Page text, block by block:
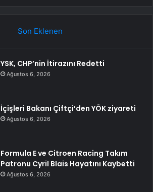
Son Eklenen
YSK, CHP’nin İtirazını Redetti
Ağustos 6, 2026
İçişleri Bakanı Çiftçi’den YÖK ziyareti
Ağustos 6, 2026
Formula E ve Citroen Racing Takım
Patronu Cyril Blais Hayatını Kaybetti
Ağustos 6, 2026